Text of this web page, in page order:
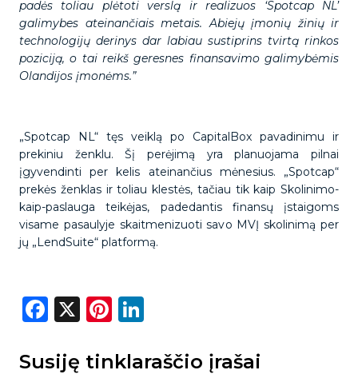
padės toliau plėtoti verslą ir realizuos ‘Spotcap NL’
galimybes ateinančiais metais. Abiejų įmonių žinių ir
technologijų derinys dar labiau sustiprins tvirtą rinkos
poziciją, o tai reikš geresnes finansavimo galimybėmis
Olandijos įmonėms.”
„Spotcap NL“ tęs veiklą po CapitalBox pavadinimu ir
prekiniu ženklu. Šį perėjimą yra planuojama pilnai
įgyvendinti per kelis ateinančius mėnesius. „Spotcap“
prekės ženklas ir toliau klestės, tačiau tik kaip Skolinimo-
kaip-paslauga teikėjas, padedantis finansų įstaigoms
visame pasaulyje skaitmenizuoti savo MVĮ skolinimą per
jų „LendSuite“ platformą.
Facebook
X Pinterest
Susiję tinklaraščio įrašai